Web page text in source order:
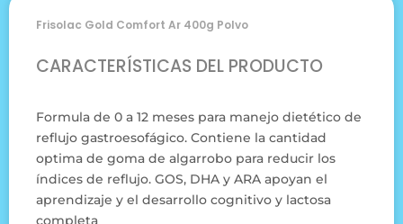
Frisolac Gold Comfort Ar 400g Polvo
CARACTERÍSTICAS DEL PRODUCTO
Formula de 0 a 12 meses para manejo dietético de
reflujo gastroesofágico. Contiene la cantidad
optima de goma de algarrobo para reducir los
índices de reflujo. GOS, DHA y ARA apoyan el
aprendizaje y el desarrollo cognitivo y lactosa
completa